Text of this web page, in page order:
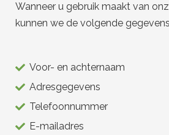
Wanneer u gebruik maakt van
kunnen we de volgende
Voor- en achternaam
Adresgegevens
Telefoonnummer
E-mailadres